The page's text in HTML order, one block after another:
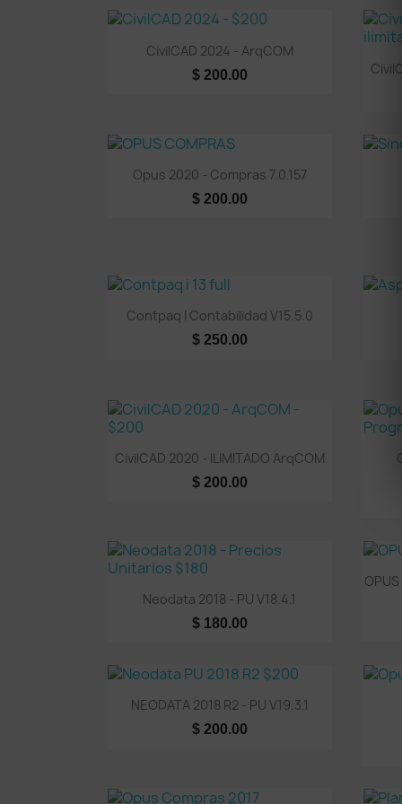
Vista rápida
CivilCAD 2024 - ArqCOM
$ 200.00
Vista rápida
Opus 2020 - Compras 7.0.157
$ 200.00
 Vista rápida
Contpaq I Contabilidad V15.5.0
$ 250.00
Vista rápida
CivilCAD 2020 - ILIMITADO ArqCOM
$ 200.00
Vista rápida
Neodata 2018 - PU V18.4.1
$ 180.00
Vista rápida
NEODATA 2018 R2 - PU V19.3.1
$ 200.00